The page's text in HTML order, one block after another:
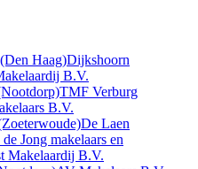
(Den Haag)Dijkshoorn
B.V.
TMF Verburg
B.V.
De Laen
Jong makelaars en
Makelaardij B.V.